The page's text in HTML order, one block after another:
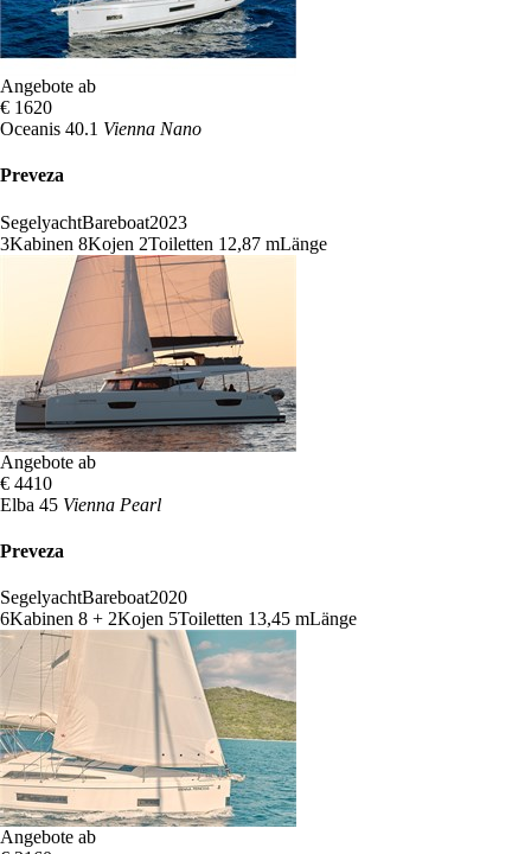
Angebote ab
€ 1620
Oceanis 40.1 Vienna Nano
Preveza
SegelyachtBareboat2023
3Kabinen 8Kojen 2Toiletten 12,87 mLänge
Angebote ab
€ 4410
Elba 45 Vienna Pearl
Preveza
SegelyachtBareboat2020
6Kabinen 8 + 2Kojen 5Toiletten 13,45 mLänge
Angebote ab